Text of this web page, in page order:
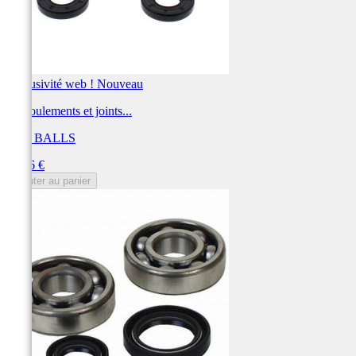
Exclusivité web ! Nouveau
Kit roulements et joints...
ALL BALLS
59,96 €
Ajouter au panier